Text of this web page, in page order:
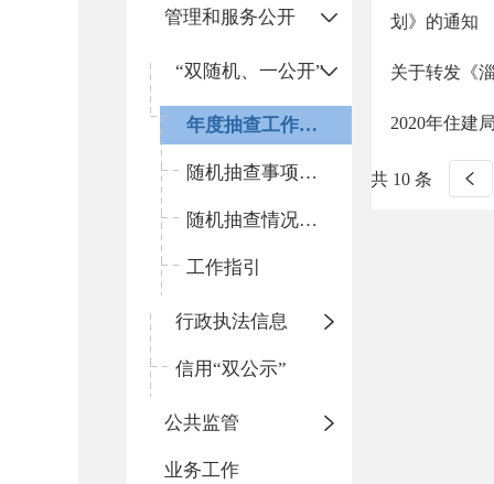
管理和服务公开
“双随机、一公开”
年度抽查工作计划
随机抽查事项清单
随机抽查情况和查处结果
工作指引
行政执法信息
信用“双公示”
公共监管
业务工作
划》的通知
关于转发《
2020年住建
共 10 条